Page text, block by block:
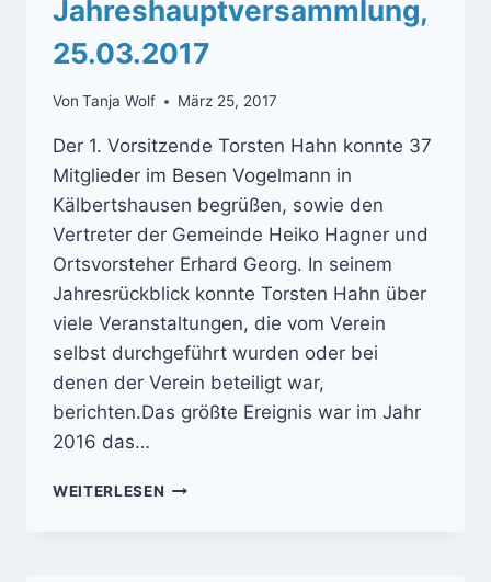
Jahreshauptversammlung,
25.03.2017
Von Tanja Wolf März 25, 2017
Der 1. Vorsitzende Torsten Hahn konnte 37
Mitglieder im Besen Vogelmann in
Kälbertshausen begrüßen, sowie den
Vertreter der Gemeinde Heiko Hagner und
Ortsvorsteher Erhard Georg. In seinem
Jahresrückblick konnte Torsten Hahn über
viele Veranstaltungen, die vom Verein
selbst durchgeführt wurden oder bei
denen der Verein beteiligt war,
berichten.Das größte Ereignis war im Jahr
2016 das…
WEITERLESEN JAHRESHAUPTVERSAMMLUNG,